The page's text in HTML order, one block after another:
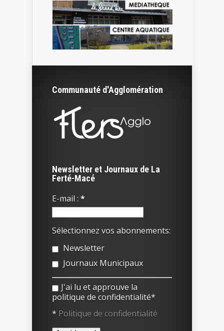
Communauté d'Agglomération
Newsletter et Journaux de La
Ferté-Macé
E-mail : *
Sélectionnez vos abonnements:
Newsletter
Journaux Municipaux
J'ai lu et approuve la
politique de confidentialité*
* Politique de confidentialité